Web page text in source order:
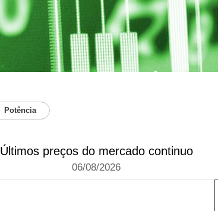
Potência
Últimos preços do mercado continuo
06/08/2026